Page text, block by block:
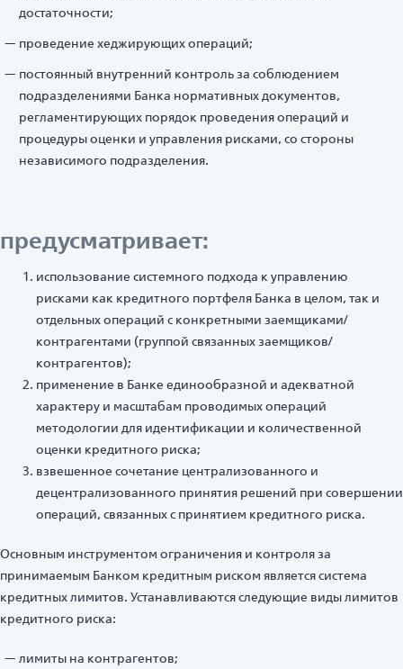
достаточности;
проведение хеджирующих операций;
постоянный внутренний контроль за соблюдением
подразделениями Банка нормативных документов,
регламентирующих порядок проведения операций и
процедуры оценки и управления рисками, со стороны
независимого подразделения.
предусматривает:
использование системного подхода к управлению
рисками как кредитного портфеля Банка в целом, так и
отдельных операций с конкретными заемщиками/
контрагентами (группой связанных заемщиков/
контрагентов);
применение в Банке единообразной и адекватной
характеру и масштабам проводимых операций
методологии для идентификации и количественной
оценки кредитного риска;
взвешенное сочетание централизованного и
децентрализованного принятия решений при совершении
операций, связанных с принятием кредитного риска.
Основным инструментом ограничения и контроля за
принимаемым Банком кредитным риском является система
кредитных лимитов. Устанавливаются следующие виды лимитов
кредитного риска:
лимиты на контрагентов;